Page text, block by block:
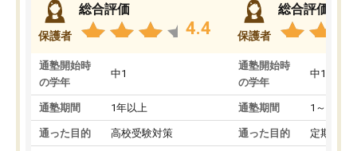
保護者
総合評価
4.4
通塾開始時
の学年
中1
通塾期間 1年以上
通った目的 高校受験対策
保護者
総合評価
通塾開始時
の学年
中1
通塾期間 1～3ヵ月
通った目的 定期テス